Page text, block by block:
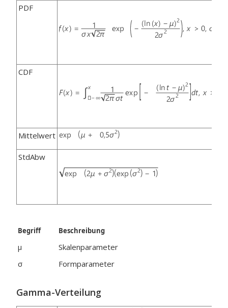
PDF
CDF
Mittelwert
StdAbw
Begriff Beschreibung
μ
Skalenparameter
σ
Formparameter
Gamma-Verteilung